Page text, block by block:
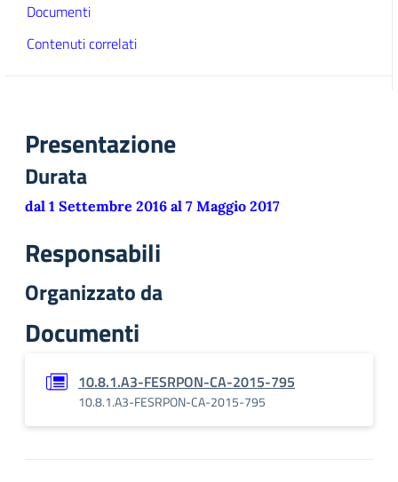
Documenti
Contenuti correlati
Presentazione
Durata
dal 1 Settembre 2016 al 7 Maggio 2017
Responsabili
Organizzato da
Documenti
10.8.1.A3-FESRPON-CA-2015-795
10.8.1.A3-FESRPON-CA-2015-795